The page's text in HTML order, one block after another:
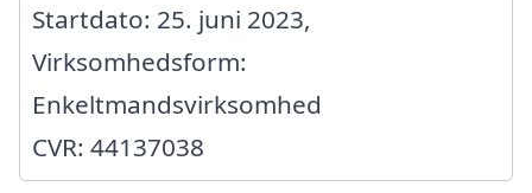
Startdato: 25. juni 2023,
Virksomhedsform:
Enkeltmandsvirksomhed
CVR: 44137038